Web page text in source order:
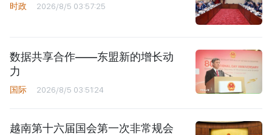
时政 2026/8/5 03:57:25
数据共享合作——东盟新的增长动
力
国际 2026/8/5 03:51:24
越南第十六届国会第一次非常规会